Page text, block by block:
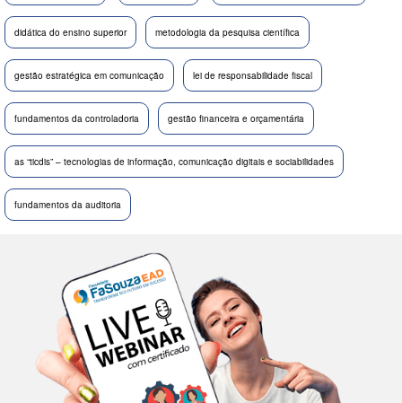
didática do ensino superior metodologia da pesquisa científica
gestão estratégica em comunicação lei de responsabilidade fiscal
fundamentos da controladoria gestão financeira e orçamentária
as “ticdis” – tecnologias de informação, comunicação digitais e sociabilidades
fundamentos da auditoria